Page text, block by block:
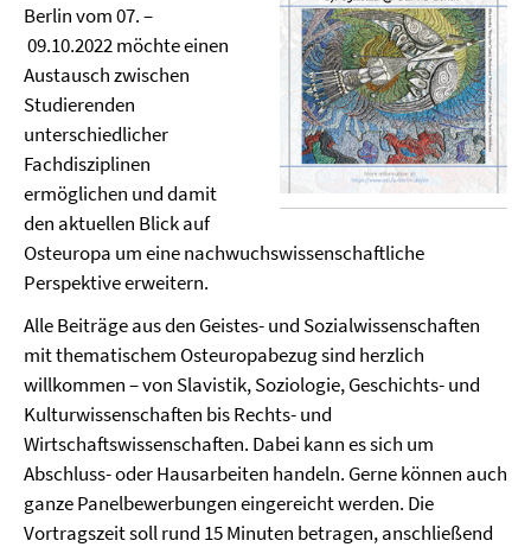
Berlin vom 07. –
09.10.2022 möchte einen
Austausch zwischen
Studierenden
unterschiedlicher
Fachdisziplinen
ermöglichen und damit
den aktuellen Blick auf
Osteuropa um eine nachwuchswissenschaftliche
Perspektive erweitern.
Alle Beiträge aus den Geistes- und Sozialwissenschaften
mit thematischem Osteuropabezug sind herzlich
willkommen – von Slavistik, Soziologie, Geschichts- und
Kulturwissenschaften bis Rechts- und
Wirtschaftswissenschaften. Dabei kann es sich um
Abschluss- oder Hausarbeiten handeln. Gerne können auch
ganze Panelbewerbungen eingereicht werden. Die
Vortragszeit soll rund 15 Minuten betragen, anschließend